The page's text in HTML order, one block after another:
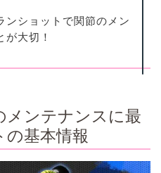
ンショットで関節のメン
が大切！
メンテナンスに最
基本情報